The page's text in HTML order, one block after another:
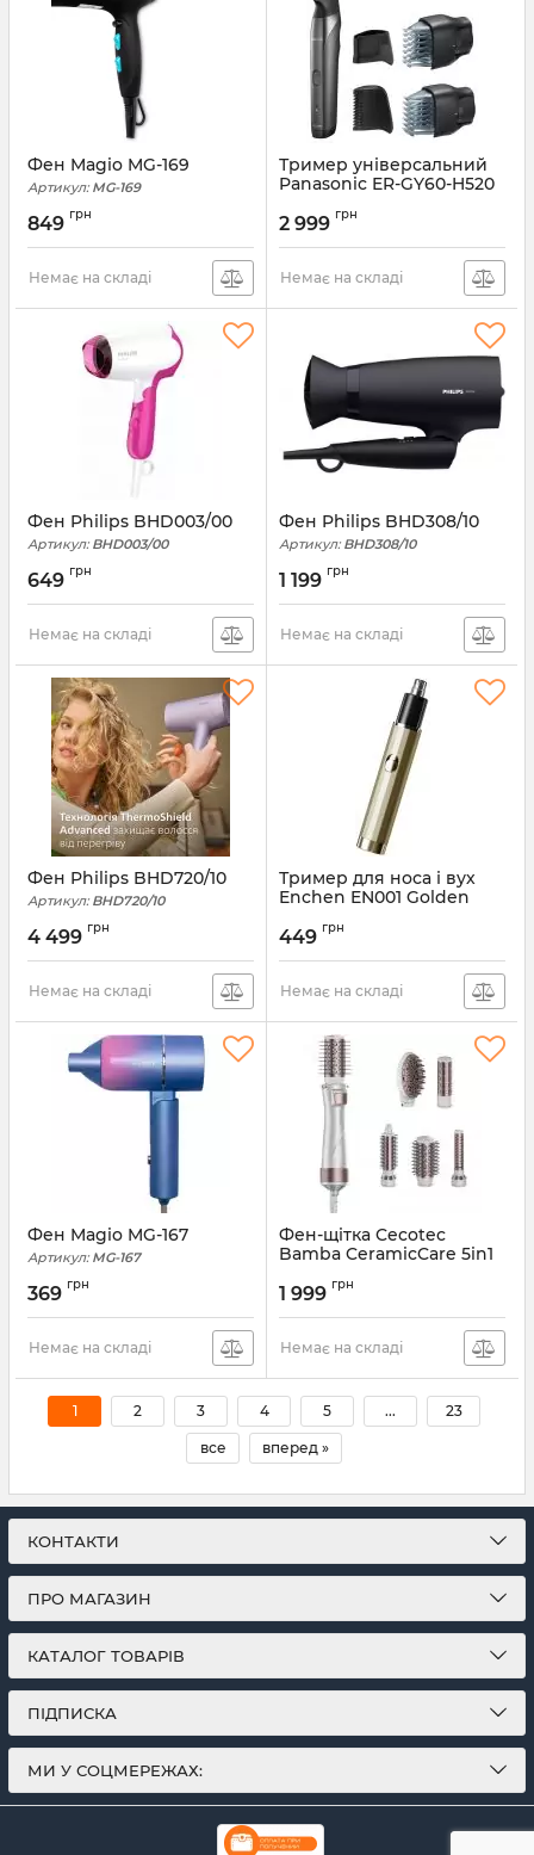
Фен Magio MG-169
Артикул: MG-169
849 грн
Немає на складі
Тример універсальний
Panasonic ER-GY60-H520
2 999 грн
Немає на складі
Фен Philips BHD003/00
Артикул: BHD003/00
649 грн
Немає на складі
Фен Philips BHD308/10
Артикул: BHD308/10
1 199 грн
Немає на складі
Фен Philips BHD720/10
Артикул: BHD720/10
4 499 грн
Немає на складі
Тример для носа і вух
Enchen EN001 Golden
449 грн
Немає на складі
Фен Magio MG-167
Артикул: MG-167
369 грн
Немає на складі
Фен-щітка Cecotec
Bamba CeramicCare 5in1
Артикул:
1 999 грн
Немає на складі
1 2 3 4 5 ... 23
все вперед »
КОНТАКТИ
ПРО МАГАЗИН
КАТАЛОГ ТОВАРІВ
ПІДПИСКА
МИ У СОЦМЕРЕЖАХ: